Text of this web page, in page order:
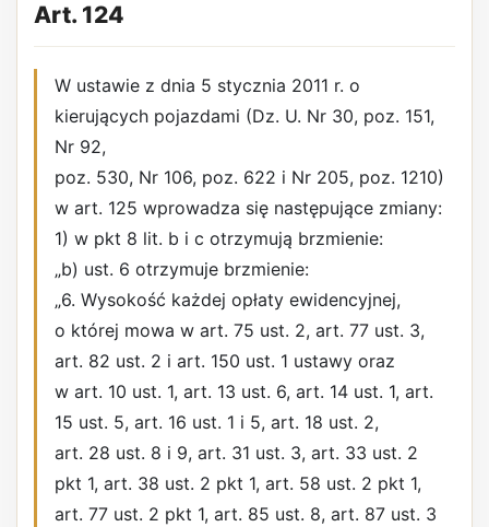
Art. 124
W ustawie z dnia 5 stycznia 2011 r. o
kierujących pojazdami (Dz. U. Nr 30, poz. 151,
Nr 92,
poz. 530, Nr 106, poz. 622 i Nr 205, poz. 1210)
w art. 125 wprowadza się następujące zmiany:
1) w pkt 8 lit. b i c otrzymują brzmienie:
„b) ust. 6 otrzymuje brzmienie:
„6. Wysokość każdej opłaty ewidencyjnej,
o której mowa w art. 75 ust. 2, art. 77 ust. 3,
art. 82 ust. 2 i art. 150 ust. 1 ustawy oraz
w art. 10 ust. 1, art. 13 ust. 6, art. 14 ust. 1, art.
15 ust. 5, art. 16 ust. 1 i 5, art. 18 ust. 2,
art. 28 ust. 8 i 9, art. 31 ust. 3, art. 33 ust. 2
pkt 1, art. 38 ust. 2 pkt 1, art. 58 ust. 2 pkt 1,
art. 77 ust. 2 pkt 1, art. 85 ust. 8, art. 87 ust. 3